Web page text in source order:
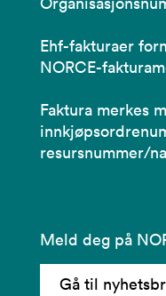
Ehf-fakturaer
NORCE-
Faktura merkes
resursnummer/
Meld deg på
Gå til